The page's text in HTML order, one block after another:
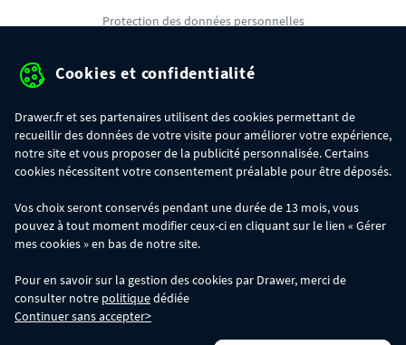
Protection des données personnelles
Gérer mes cookies
commande :
- 30€ sur votre commande dès 300€ d'achat, avec le code BIKINI30
- 50€ sur votre commande dès 500€ d'achat, avec le code BIKINI50
Les codes BIKINI30, BIKINI50 et BIKINI100 ne sont valables que sur
www.drawer.fr; ils ne sont pas cumulables entre eux, ni avec d'autres codes
promotionnels. La remise se calculera automatiquement dans votre panier
lors de la saisie du code adéquat.
Cookies et confidentialité
Drawer.fr et ses partenaires utilisent des cookies permettant de
recueillir des données de votre visite pour améliorer votre expérience,
notre site et vous proposer de la publicité personnalisée. Certains
cookies nécessitent votre consentement préalable pour être déposés.
Vos choix seront conservés pendant une durée de 13 mois, vous
pouvez à tout moment modifier ceux-ci en cliquant sur le lien « Gérer
mes cookies » en bas de notre site.
Pour en savoir sur la gestion des cookies par Drawer, merci de
consulter notre politiquedédiée
Continuer sans accepter>